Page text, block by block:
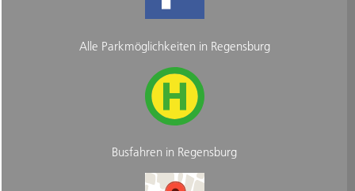
Alle Parkmöglichkeiten in Regensburg
Busfahren in Regensburg